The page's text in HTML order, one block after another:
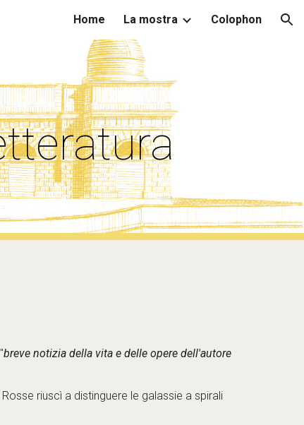
Home La mostra Colophon
breve notizia della vita e delle opere dell'autore
riuscì a distinguere le galassie a spirali